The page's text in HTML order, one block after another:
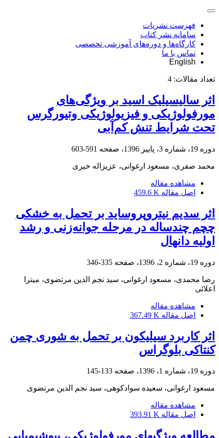
فهرست نشریات
سامانه نشر کتاب
کارگاه‌ها و دوره‌های آموزشی تخصصی
تماس با ما
English
تعداد مقالات: 4
اثر سالیسیلیک ‌اسید بر ویژگی‌های
مورفولوژیکی و فیزیولوژیکی وتیورگرس
تحت شرایط تنش کم‌آبی
دوره 19، شماره 3، پاییز 1396، صفحه 591-603
محمد صفری، مسعود ارغوانی، عزیزاله خیری
مشاهده مقاله
اصل مقاله 459.6 K
اثر سدیم نیتروپروساید بر تحمل به خشکی
چچم چندساله در مرحله جوانه‌زنی و رشد
اولیه دانهال
دوره 19، شماره 2، 1396، صفحه 335-346
رضا محمدی، مسعود ارغوانی، سید نجم الدین مرتضوی، میترا
اعلائی
مشاهده مقاله
اصل مقاله 367.49 K
اثر کاربرد سیلیکون بر تحمل به شوری چمن
کنتاکی بلوگراس
دوره 19، شماره 1، 1396، صفحه 133-145
مسعود ارغوانی، سعیده سوادکوهی، سید نجم الدین مرتضوی
مشاهده مقاله
اصل مقاله 393.91 K